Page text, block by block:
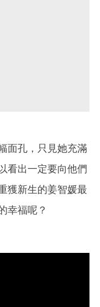
面孔，只見她充滿
看出一定要向他們
獲新生的姜智媛最
幸福呢？